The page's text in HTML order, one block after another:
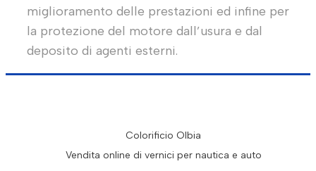
miglioramento delle prestazioni ed infine per
la protezione del motore dall’usura e dal
deposito di agenti esterni.
Colorificio Olbia
Vendita online di vernici per nautica e auto